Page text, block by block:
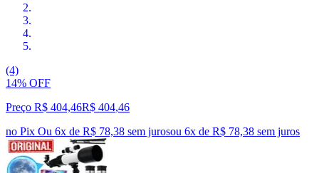
(4)
14% OFF
Preço R$ 404,46R$ 404,46
no Pix Ou 6x de R$ 78,38 sem jurosou 6x de R$ 78,38 sem juros